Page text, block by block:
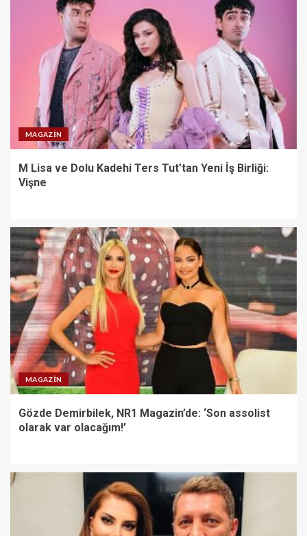
MAGAZIN
M Lisa ve Dolu Kadehi Ters Tut’tan Yeni İş Birliği:
Vişne
MAGAZIN
Gözde Demirbilek, NR1 Magazin’de: ‘Son assolist
olarak var olacağım!’